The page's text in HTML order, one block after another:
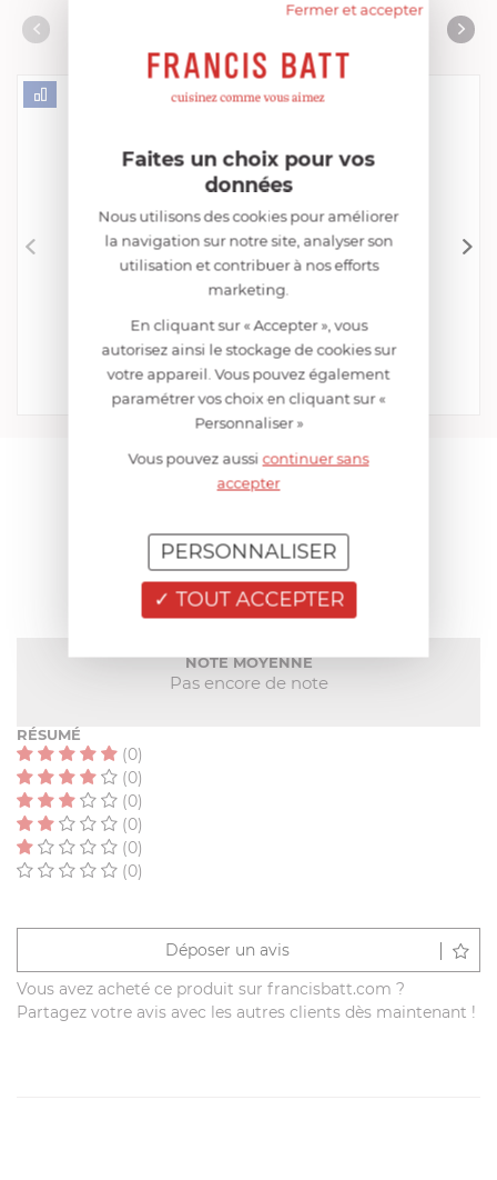
Consommables complémentaires
Livres de cuisine
CRISTEL
EN STOCK - ENVOI SOUS 24/48H
29,52 €
Comparer
Acheter
AIDE AU CHOIX
AVIS CLIENT
NOTE MOYENNE
Pas encore de note
RÉSUMÉ
(0)
(0)
(0)
(0)
(0)
(0)
Déposer un avis
Vous avez acheté ce produit sur francisbatt.com ?
Partagez votre avis avec les autres clients dès maintenant !
Fermer et accepter
Faites un choix pour vos
données
Nous utilisons des cookies pour améliorer
la navigation sur notre site, analyser son
utilisation et contribuer à nos efforts
marketing.
En cliquant sur « Accepter », vous
autorisez ainsi le stockage de cookies sur
votre appareil. Vous pouvez également
paramétrer vos choix en cliquant sur «
Personnaliser »
Vous pouvez aussicontinuer sans
accepter
TOUT ACCEPTER
PERSONNALISER